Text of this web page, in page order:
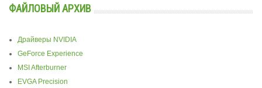
ФАЙЛОВЫЙ АРХИВ
Драйверы NVIDIA
GeForce Experience
MSI Afterburner
EVGA Precision